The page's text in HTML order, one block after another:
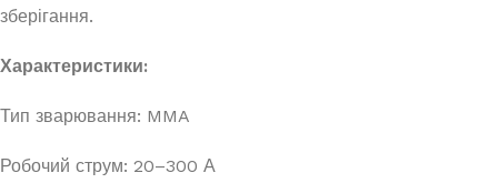
зберігання.
Характеристики:
Тип зварювання: MMA
Робочий струм: 20–300 А